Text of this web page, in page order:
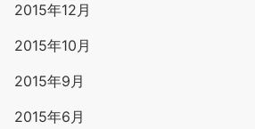
2015年12月
2015年10月
2015年9月
2015年6月